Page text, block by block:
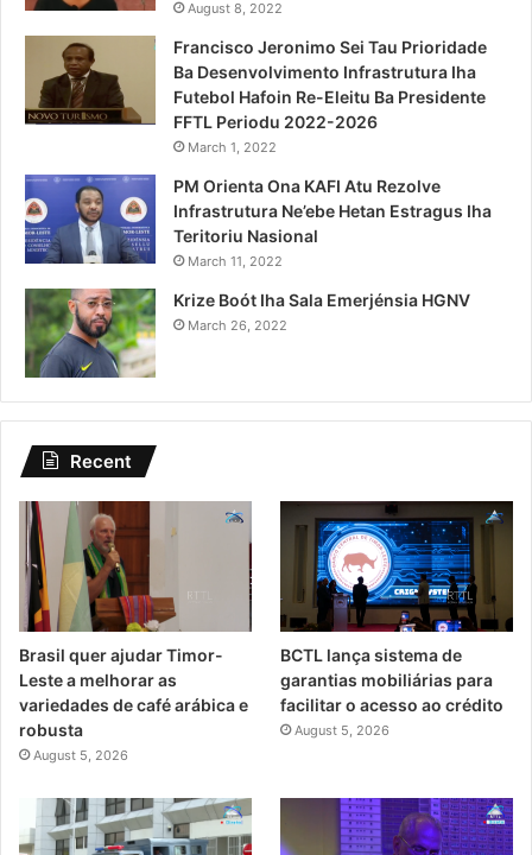
August 8, 2022
Francisco Jeronimo Sei Tau Prioridade
Ba Desenvolvimento Infrastrutura Iha
Futebol Hafoin Re-Eleitu Ba Presidente
FFTL Periodu 2022-2026
March 1, 2022
PM Orienta Ona KAFI Atu Rezolve
Infrastrutura Ne’ebe Hetan Estragus Iha
Teritoriu Nasional
March 11, 2022
Krize Boót Iha Sala Emerjénsia HGNV
March 26, 2022
Recent
Brasil quer ajudar Timor-
Leste a melhorar as
variedades de café arábica e
robusta
August 5, 2026
BCTL lança sistema de
garantias mobiliárias para
facilitar o acesso ao crédito
August 5, 2026